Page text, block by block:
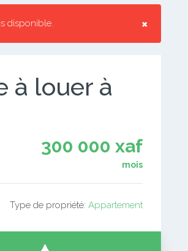
×
disponible.
à louer à
300 000 xaf
mois
Type de propriété: Appartement